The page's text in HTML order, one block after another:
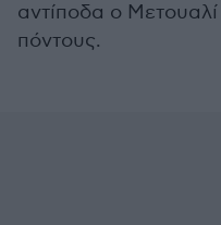
αντίποδα ο
πόντους.